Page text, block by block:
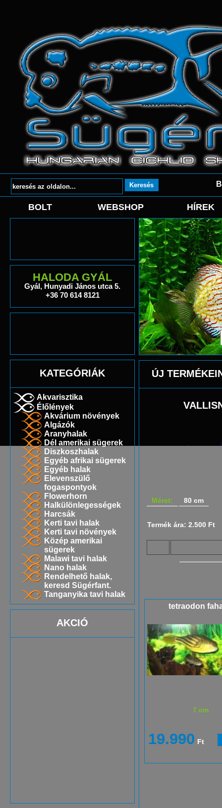
BOLT WEBSHOP HÍREK
HALODA GYÁL
Gyál, Hunyadi János utca 5.
+36 70 614 8121
KATEGÓRIÁK
Akvarisztika
Élőlények
Akvárium növények
Algázók
Aranyhalak
Dél amerikai sügerek
Diszkoszhalak
Egyéb afrikai sügerek
Egyéb halak
Elevenszülő
fogaspontyok
Flowerhorn
Halkülönlegességek
Harcsák
Kerti tavi halak
Kerti tavi növények
Közép amerikai
sügerek
Malawi tavi halak
Nano halak
Rendelhető halak,
keresd Sügérfant.
Tanganyika tavi halak
AKCIÓ
ÚJ
Méret: 80 cm
Termék ára: 2.500 Ft
tetraodon
7 cm
19.990 Ft